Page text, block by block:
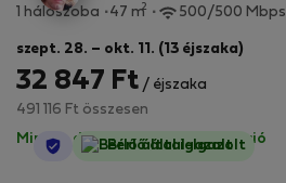
1 hálószoba
47 m2 500/500 Mbps
szept. 28. – okt. 11. (13 éjszaka)
32 847 Ft / éjszaka
491 116 Ft összesen
Minden díj benne van·Nincs kaució
StayProtection
Bérlő által-Igazolt